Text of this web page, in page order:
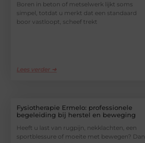
Boren in beton of metselwerk lijkt soms
simpel, totdat u merkt dat een standaard
boor vastloopt, scheef trekt
Lees verder ➜
Fysiotherapie Ermelo: professionele
begeleiding bij herstel en beweging
Heeft u last van rugpijn, nekklachten, een
sportblessure of moeite met bewegen? Dan